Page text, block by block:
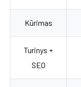
Kūrimas
Turinys +
SEO